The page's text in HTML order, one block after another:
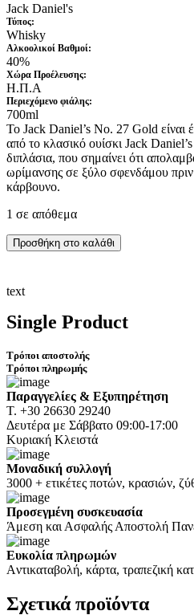
Jack Daniel's
Τύπος:
Whisky
Αλκοολικοί Βαθμοί:
40%
Xώρα Προέλευσης:
Η.Π.Α
Περιεχόμενο φιάλης:
700ml
Το Jack Daniel’s No. 27 Gold είναι
από το κλασικό ουίσκι Jack
διπλάσια, που σημαίνει ότι
ωρίμανσης σε ξύλο σφενδάμου πριν
κάρβουνο.
1 σε απόθεμα
Προσθήκη στο καλάθι
text
Single Product
Τρόποι αποστολής
Τρόποι πληρωμής
Παραγγελίες & Εξυπηρέτηση
Τ. +30 26630 29240
Δευτέρα με Σάββατο 09:00-17:00
Κυριακή Κλειστά
Μοναδική συλλογή
3000 + ετικέτες ποτών, κρασιών,
Προσεγμένη συσκευασία
Άμεση και Ασφαλής Αποστολή
Ευκολία πληρωμών
Aντικαταβολή, κάρτα, τραπεζική
Σχετικάπροϊόντα